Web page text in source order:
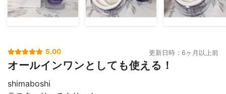
5.00 更新日時：6ヶ月以上前
オールインワンとしても使える！
shimaboshi